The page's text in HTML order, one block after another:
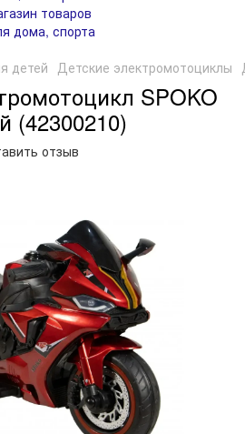
детей Детские электромотоциклы
SPOKO
(42300210)
отзыв